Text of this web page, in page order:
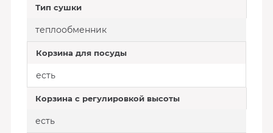
Тип сушки
теплообменник
Корзина для посуды
есть
Корзина с регулировкой высоты
есть